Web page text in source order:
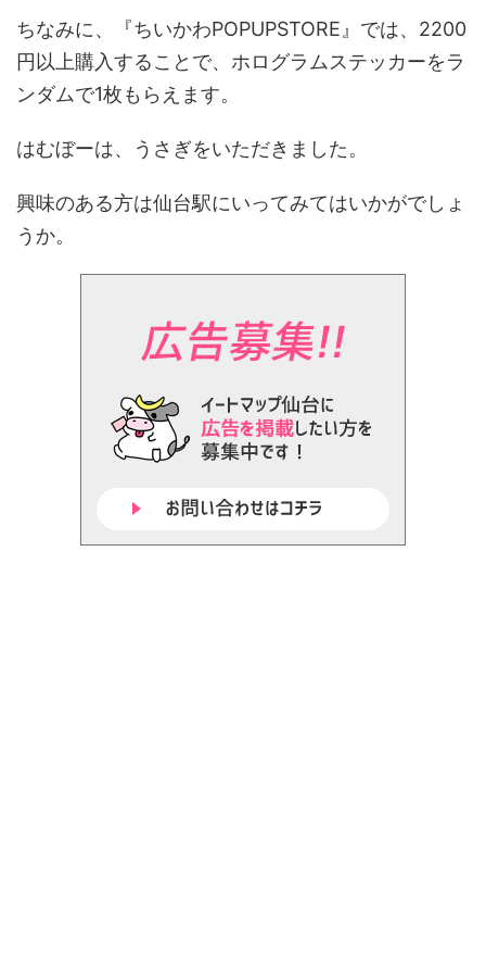
ちなみに、『ちいかわPOPUPSTORE』では、2200
円以上購入することで、ホログラムステッカーをラ
ンダムで1枚もらえます。
はむぼーは、うさぎをいただきました。
興味のある方は仙台駅にいってみてはいかがでしょ
うか。